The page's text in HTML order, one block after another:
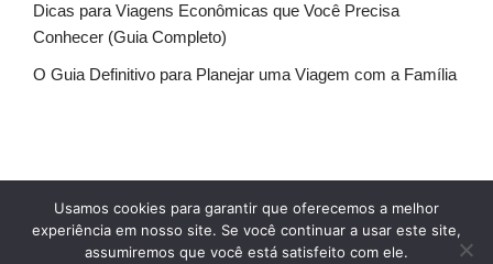
Dicas para Viagens Econômicas que Você Precisa
Conhecer (Guia Completo)
O Guia Definitivo para Planejar uma Viagem com a Família
Sobre Nós Fale conosco
Política de Privacidade
Termos de uso
Glossário Blog
Usamos cookies para garantir que oferecemos a melhor
experiência em nosso site. Se você continuar a usar este site,
assumiremos que você está satisfeito com ele.